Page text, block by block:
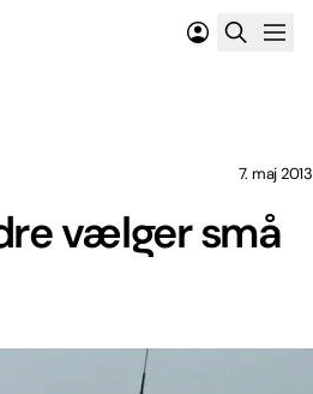
vælger små
7. maj 2013